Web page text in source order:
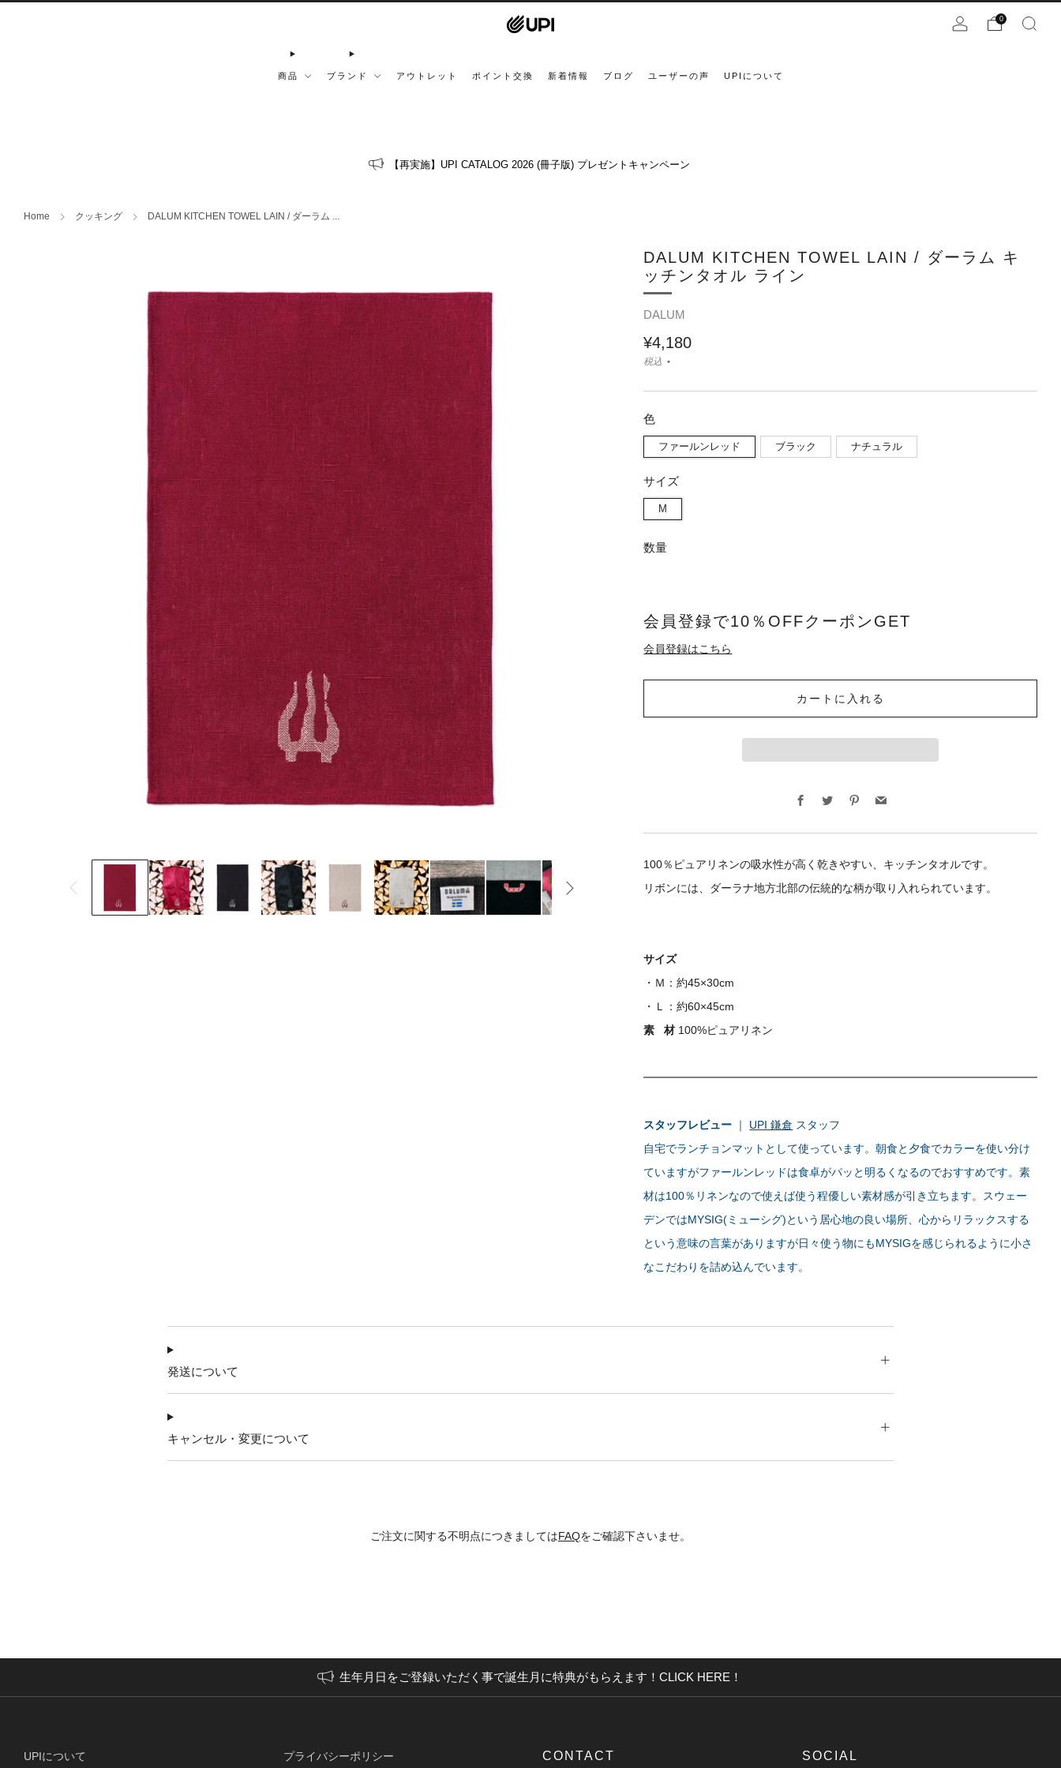
商品 ブランド アウトレット ポイント交換 新着情報 ブログ ユーザーの声 UPIについて
0
【再実施】UPI CATALOG 2026 (冊子版) プレゼントキャンペーン
Home クッキング DALUM KITCHEN TOWEL LAIN / ダーラム ...
DALUM KITCHEN TOWEL LAIN / ダーラム キ
ッチンタオル ライン
DALUM
¥4,180
税込
色
ファールンレッド ブラック ナチュラル
サイズ
M
数量
会員登録で10％OFFクーポンGET
会員登録はこちら
カートに入れる
Facebook
TwitterPinterestEmail
100％ピュアリネンの吸水性が高く乾きやすい、キッチンタオルです。
リボンには、ダーラナ地方北部の伝統的な柄が取り入れられています。
サイズ
・Ｍ：約45×30cm
・Ｌ：約60×45cm
素 材 100%ピュアリネン
スタッフレビュー ｜ UPI 鎌倉 スタッフ
自宅でランチョンマットとして使っています。朝食と夕食でカラーを使い分け
ていますがファールンレッドは食卓がパッと明るくなるのでおすすめです。素
材は100％リネンなので使えば使う程優しい素材感が引き立ちます。スウェー
デンではMYSIG(ミューシグ)という居心地の良い場所、心からリラックスする
という意味の言葉がありますが日々使う物にもMYSIGを感じられるように小さ
なこだわりを詰め込んでいます。
発送について
キャンセル・変更について
ご注文に関する不明点につきましてはFAQをご確認下さいませ。
生年月日をご登録いただく事で誕生月に特典がもらえます！CLICK HERE！
UPIについて プライバシーポリシー CONTACT SOCIAL